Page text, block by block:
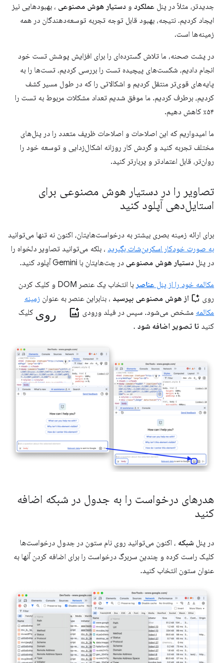
جدیدتر، مثلاً در پنل عملکرد و دستیار هوش مصنوعی ، بهبودهایی نیز
ایجاد کردیم. نتیجه، بهبود قابل توجه تجربه توسعه‌دهندگان در همه
زمینه‌ها است.
در پشت صحنه، ما تلاش گسترده‌ای را برای افزایش پوشش تست خود
انجام دادیم، شکست‌های پیچیده تست را بررسی کردیم، تست‌ها را به
پایه‌های قوی‌تر منتقل کردیم و اشکالاتی را که در طول مسیر کشف
کردیم، برطرف کردیم. ما موفق شدیم تعداد مشکلات مربوط به تست را
۵۴٪ کاهش دهیم.
ما امیدواریم که این اصلاحات و اصلاحات ظریف متعدد را در پنل‌های
مختلف تجربه کنید و گردش کار روزانه اشکال‌زدایی و توسعه خود را
روان‌تر، قابل اعتمادتر و پربارتر کنید.
تصاویر را در دستیار هوش مصنوعی برای
استایل‌دهی آپلود کنید
برای ارائه زمینه بصری بیشتر به درخواست‌هایتان، اکنون نه تنها می‌توانید
به صورت خودکار اسکرین‌شات بگیرید ، بلکه می‌توانید تصاویر دلخواه را
در پنل دستیار هوش مصنوعی در چت‌هایتان با Gemini آپلود کنید.
مکالمه خود را از پنل عناصر
با انتخاب یک عنصر DOM و کلیک کردن
روی
از هوش مصنوعی بپرسید ، بنابراین عنصر به عنوان زمینه
مکالمه مشخص می‌شود. سپس در فیلد ورودی روی add_photo_alternate
کلیک
کنید تا تصویر اضافه شود .
هدرهای درخواست را به جدول در شبکه اضافه
کنید
در پنل شبکه ، اکنون می‌توانید روی نام ستون در جدول درخواست‌ها
کلیک راست کرده و چندین سربرگ درخواست را برای اضافه کردن آنها به
عنوان ستون انتخاب کنید.